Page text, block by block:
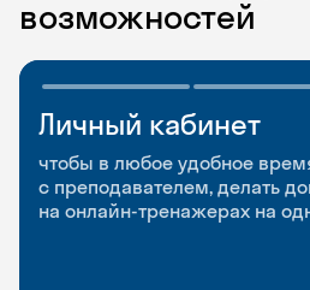
возможностей
Личный кабинет
чтобы в любое удобное
с преподавателем, делать
на онлайн-тренажерах на
Мобильное
приложение
чтобы заниматься и изучать
и когда удобно
Разговорные клубы
и Talks
Групповые занятия для
и индивидуальные встречи